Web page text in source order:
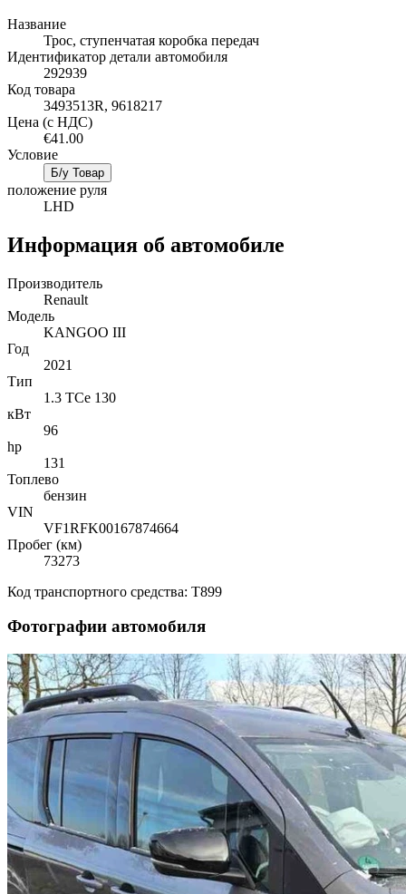
Название
Трос, ступенчатая коробка передач
Идентификатор детали автомобиля
292939
Код товара
3493513R, 9618217
Цена (с НДС)
€41.00
Условие
Б/у Товар
положение руля
LHD
Информация об автомобиле
Производитель
Renault
Mодель
KANGOO III
Год
2021
Тип
1.3 TCe 130
кВт
96
hp
131
Топлево
бензин
VIN
VF1RFK00167874664
Пробег (км)
73273
Код транспортного средства: T899
Фотографии автомобиля